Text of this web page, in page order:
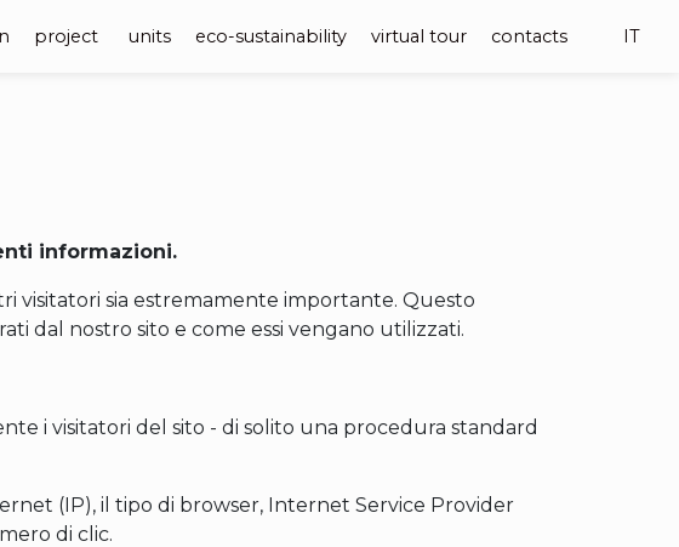
project units eco-sustainability virtual tour contacts IT
informazioni.
visitatori sia estremamente importante. Questo
dal nostro sito e come essi vengano utilizzati.
i visitatori del sito - di solito una procedura standard
(IP), il tipo di browser, Internet Service Provider
di clic.